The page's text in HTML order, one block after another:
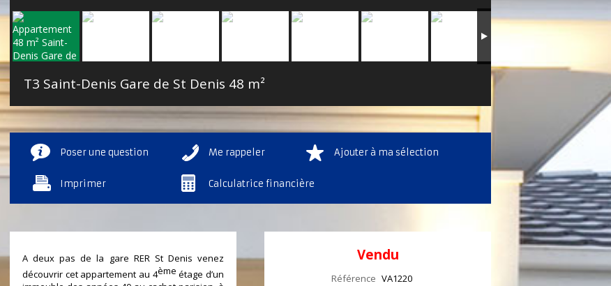
T3 Saint-Denis Gare de St Denis 48 m²
Poser une question Me rappeler Ajouter à ma sélection
Imprimer Calculatrice financière
A deux pas de la gare RER St Denis venez
découvrir cet appartement au 4ème étage d’un
Vendu
Référence VA1220